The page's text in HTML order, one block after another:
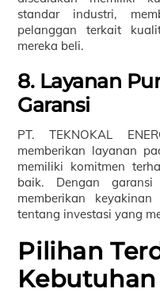
standar industri,
pelanggan terkait
mereka beli.
8. Layanan
Garansi
PT. TEKNOKAL
memberikan layanan
memiliki komitmen
baik. Dengan
memberikan
tentang investasi yang
Pilihan